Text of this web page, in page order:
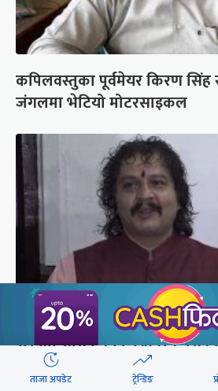
कपिलवस्तुका पूर्वमेयर किरण सिंह
जंगलमा भेटियो मोटरसाइकल
रास्वपा सांसद ढकाल भन्छन्-
अनामनगर दरबार राखौं
ताजा अपडेट ट्रेन्डिङ